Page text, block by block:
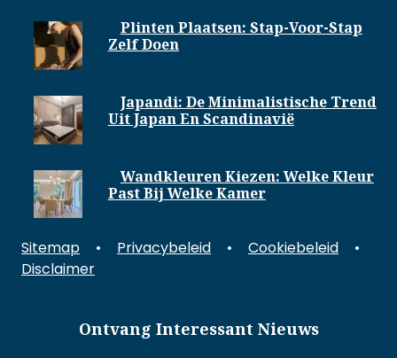
Plinten Plaatsen: Stap-Voor-Stap
Zelf Doen
Japandi: De Minimalistische Trend
Uit Japan En Scandinavië
Wandkleuren Kiezen: Welke Kleur
Past Bij Welke Kamer
Sitemap • Privacybeleid • Cookiebeleid
•
Disclaimer
Ontvang Interessant Nieuws